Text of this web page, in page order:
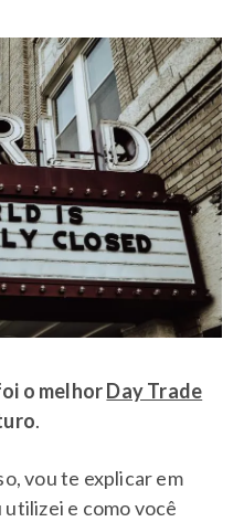
o melhorDay Trade
.
vou te explicar em
e como você